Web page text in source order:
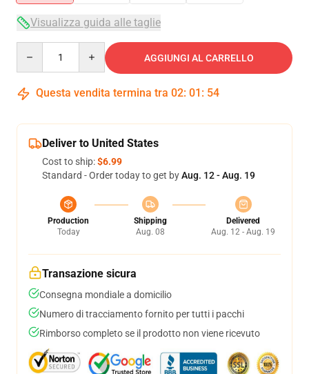
Visualizza guida alle taglie
AGGIUNGI AL CARRELLO
Questa vendita termina tra 02: 01 : 54
Deliver to United States
Cost to ship:$6.99
Standard - Order today to get byAug. 12 - Aug. 19
Production
Today
Shipping
Aug. 08
Delivered
Aug. 12 - Aug. 19
Transazione sicura
Consegna mondiale a domicilio
Numero di tracciamento fornito per tutti i pacchi
Rimborso completo se il prodotto non viene ricevuto